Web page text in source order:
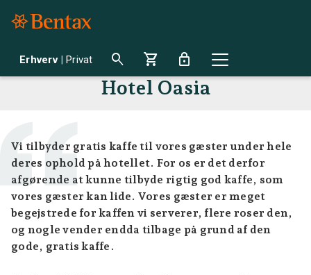
Erhverv | Privat search shopping_cart lock
Hotel Oasia
Vi tilbyder gratis kaffe til vores gæster under hele
deres ophold på hotellet. For os er det derfor
afgørende at kunne tilbyde rigtig god kaffe, som
vores gæster kan lide. Vores gæster er meget
begejstrede for kaffen vi serverer, flere roser den,
og nogle vender endda tilbage på grund af den
gode, gratis kaffe.